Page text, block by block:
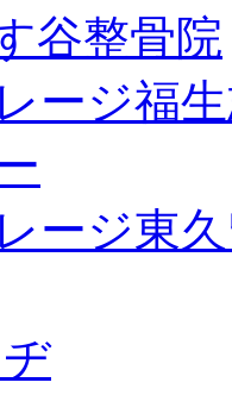
谷整骨院
ージ福
ージ東